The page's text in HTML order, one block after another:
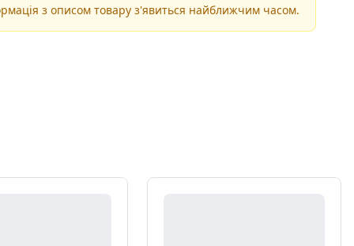
з описом товару з'явиться найближчим часом.